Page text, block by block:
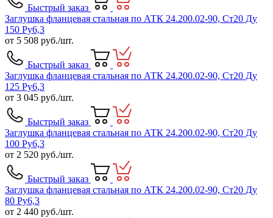
Быстрый заказ
Заглушка фланцевая стальная по АТК 24.200.02-90, Ст20 Ду
150 Ру6,3
от 5 508 руб./шт.
Быстрый заказ
Заглушка фланцевая стальная по АТК 24.200.02-90, Ст20 Ду
125 Ру6,3
от 3 045 руб./шт.
Быстрый заказ
Заглушка фланцевая стальная по АТК 24.200.02-90, Ст20 Ду
100 Ру6,3
от 2 520 руб./шт.
Быстрый заказ
Заглушка фланцевая стальная по АТК 24.200.02-90, Ст20 Ду
80 Ру6,3
от 2 440 руб./шт.